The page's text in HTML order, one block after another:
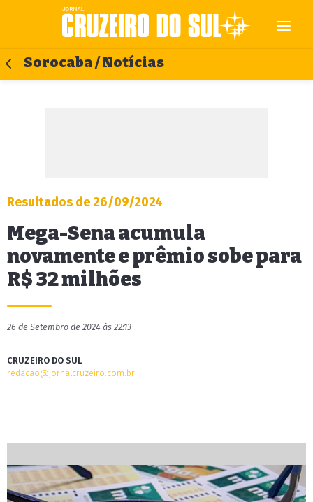
Sorocaba / Notícias
Resultados de 26/09/2024
Mega-Sena acumula
novamente e prêmio sobe para
R$ 32 milhões
26 de Setembro de 2024 às 22:13
CRUZEIRO DO SUL
redacao@jornalcruzeiro.com.br